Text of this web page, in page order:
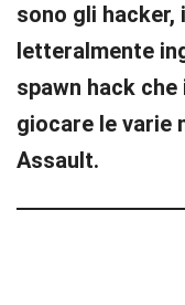
sono gli hacker,
letteralmente
spawn hack
giocare le varie
Assault.